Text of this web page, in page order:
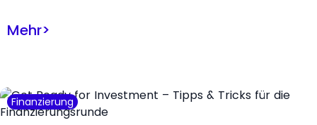
Mehr>
Finanzierung